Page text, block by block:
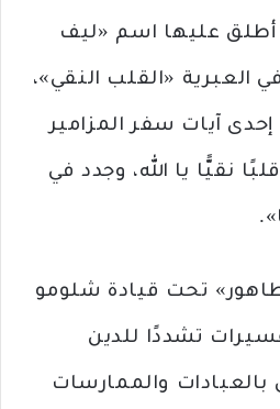
أطلق عليها اسم «ليف
العبرية «القلب النقي»،
آيات سفر المزامير
نقيًّا يا الله، وجدد في
تحت قيادة شلومو
تشددًا للدين
بالعبادات والممارسات